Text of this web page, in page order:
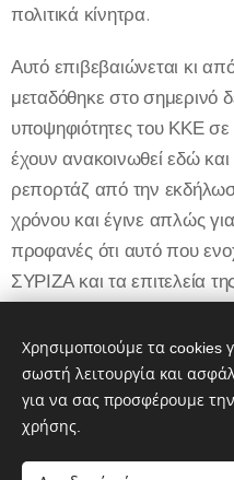
πολιτικά κίνητρα.
Αυτό επιβεβαιώνεται κι
μεταδόθηκε στο σημερινό
υποψηφιότητες του ΚΚΕ
έχουν ανακοινωθεί εδώ
ρεπορτάζ από την
χρόνου και έγινε απλώς
προφανές ότι αυτό που
ΣΥΡΙΖΑ και τα επιτελεία
στηρίζει σε Δήμους και
ούτε να κρύψει ούτε να
Χρησιμοποιούμε τα cookies
σωστή λειτουργία και
για να σας προσφέρουμε
χρήσης.